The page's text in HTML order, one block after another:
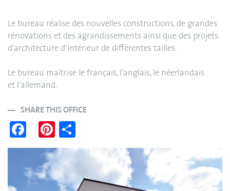
Le bureau réalise des nouvelles constructions, de grandes
rénovations et des agrandissements ainsi que des projets
d’architecture d’intérieur de différentes tailles.
Le bureau maîtrise le français, l’anglais, le néerlandais
et l’allemand.
SHARE THIS OFFICE
Fa
ce
bo
ok
Pi
nt
er
es
ha